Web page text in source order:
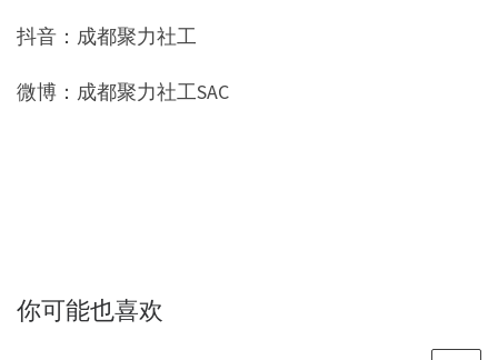
抖音：成都聚力社工
微博：成都聚力社工SAC
你可能也喜欢